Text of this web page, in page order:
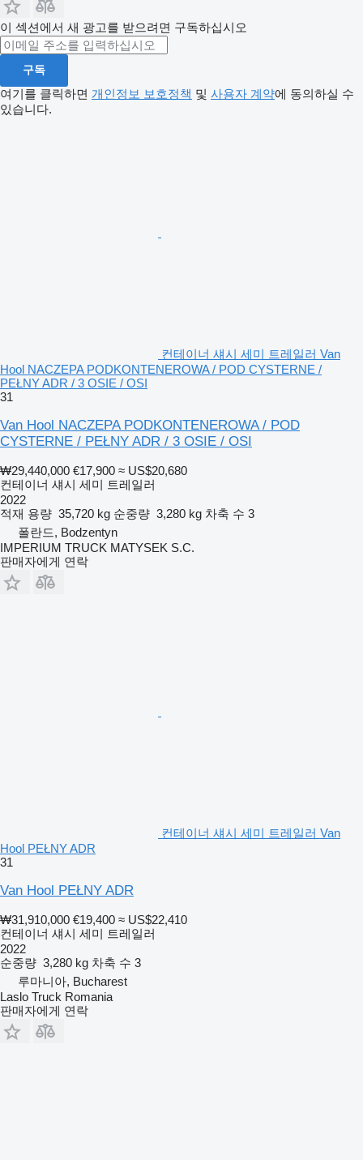
이 섹션에서 새 광고를 받으려면 구독하십시오
구독
여기를 클릭하면 개인정보 보호정책 및 사용자 계약에 동의하실 수
있습니다.
컨테이너 섀시 세미 트레일러 Van
Hool NACZEPA PODKONTENEROWA / POD CYSTERNE /
PEŁNY ADR / 3 OSIE / OSI
31
Van Hool NACZEPA PODKONTENEROWA / POD
CYSTERNE / PEŁNY ADR / 3 OSIE / OSI
₩29,440,000 €17,900 ≈ US$20,680
컨테이너 섀시 세미 트레일러
2022
적재 용량 35,720 kg 순중량 3,280 kg 차축 수 3
폴란드, Bodzentyn
IMPERIUM TRUCK MATYSEK S.C.
판매자에게 연락
컨테이너 섀시 세미 트레일러 Van
Hool PEŁNY ADR
31
Van Hool PEŁNY ADR
₩31,910,000 €19,400 ≈ US$22,410
컨테이너 섀시 세미 트레일러
2022
순중량 3,280 kg 차축 수 3
루마니아, Bucharest
Laslo Truck Romania
판매자에게 연락